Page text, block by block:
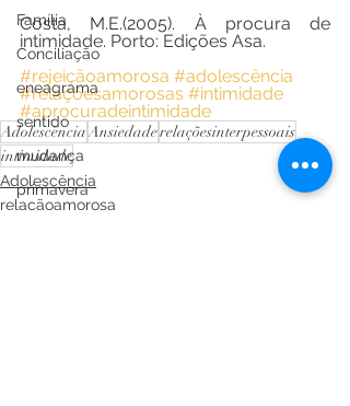
Família
Conciliação
eneagrama
sentido
mudança
primavera
Costa, M.E.(2005). À procura de
intimidade. Porto: Edições Asa.
#rejeiçãoamorosa #adolescência
#relaçõesamorosas #intimidade
#aprocuradeintimidade
AdolescênciaAnsiedaderelaçõesinterpessoais
intimidade
Adolescência
relaçãoamorosa